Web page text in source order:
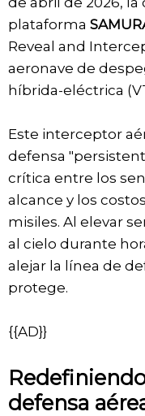
plataforma
Reveal and
aeronave de
híbrida-eléctrica
Este interceptor
defensa
crítica entre los
alcance y los
misiles. Al elevar
al cielo durante
alejar la línea de
protege.
{{AD}}
defensa